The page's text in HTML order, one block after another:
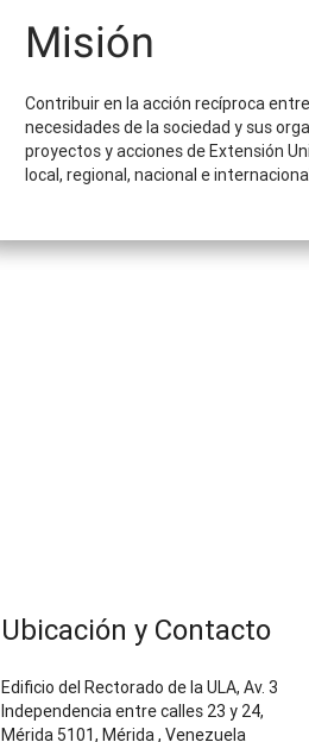
Misión
Contribuir en la acción recíproca
necesidades de la sociedad y sus
proyectos y acciones de Extensión
local, regional, nacional e
Ubicación y Contacto
Edificio del Rectorado de la ULA, Av. 3
Independencia entre calles 23 y 24,
Mérida 5101, Mérida , Venezuela